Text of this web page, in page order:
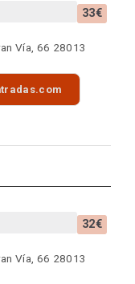
33€
Vía, 66 28013
32€
Vía, 66 28013